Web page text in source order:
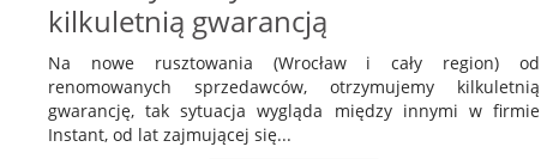
kilkuletnią gwarancją
Na nowe rusztowania (Wrocław i cały region) od
renomowanych sprzedawców, otrzymujemy kilkuletnią
gwarancję, tak sytuacja wygląda między innymi w firmie
Instant, od lat zajmującej się...